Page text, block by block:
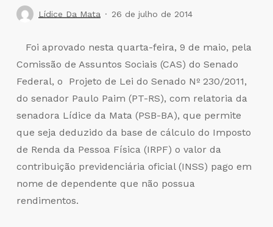
Lídice Da Mata 26 de julho de 2014
Foi aprovado nesta quarta-feira, 9 de maio, pela
Comissão de Assuntos Sociais (CAS) do Senado
Federal, o Projeto de Lei do Senado Nº 230/2011,
do senador Paulo Paim (PT-RS), com relatoria da
senadora Lídice da Mata (PSB-BA), que permite
que seja deduzido da base de cálculo do Imposto
de Renda da Pessoa Física (IRPF) o valor da
contribuição previdenciária oficial (INSS) pago em
nome de dependente que não possua
rendimentos.